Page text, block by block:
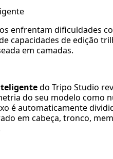
enfrentam dificuldades
capacidades de edição
em camadas.
do Tripo Studio
do seu modelo como
é automaticamente
em cabeça, tronco,